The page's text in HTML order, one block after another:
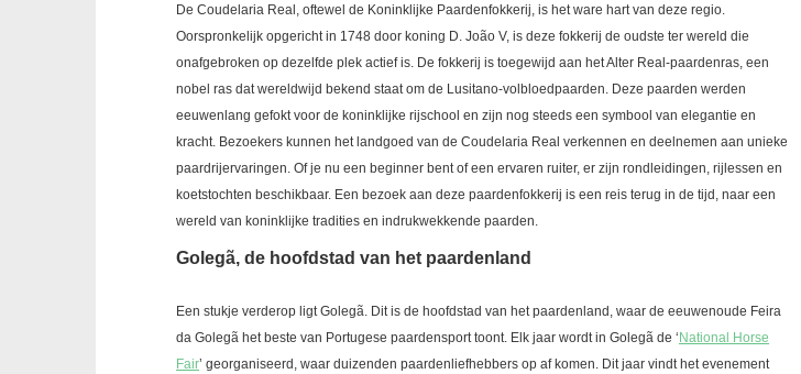
De Coudelaria Real, oftewel de Koninklijke Paardenfokkerij, is het ware hart van deze regio.
Oorspronkelijk opgericht in 1748 door koning D. João V, is deze fokkerij de oudste ter wereld die
onafgebroken op dezelfde plek actief is. De fokkerij is toegewijd aan het Alter Real-paardenras, een
nobel ras dat wereldwijd bekend staat om de Lusitano-volbloedpaarden. Deze paarden werden
eeuwenlang gefokt voor de koninklijke rijschool en zijn nog steeds een symbool van elegantie en
kracht. Bezoekers kunnen het landgoed van de Coudelaria Real verkennen en deelnemen aan unieke
paardrijervaringen. Of je nu een beginner bent of een ervaren ruiter, er zijn rondleidingen, rijlessen en
koetstochten beschikbaar. Een bezoek aan deze paardenfokkerij is een reis terug in de tijd, naar een
wereld van koninklijke tradities en indrukwekkende paarden.
Golegã, de hoofdstad van het paardenland
Een stukje verderop ligt Golegã. Dit is de hoofdstad van het paardenland, waar de eeuwenoude Feira
da Golegã het beste van Portugese paardensport toont. Elk jaar wordt in Golegã de ‘ National Horse
Fair’ georganiseerd, waar duizenden paardenliefhebbers op af komen. Dit jaar vindt het evenement